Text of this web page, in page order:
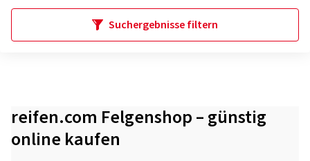
Suchergebnisse filtern
reifen.com Felgenshop – günstig
online kaufen